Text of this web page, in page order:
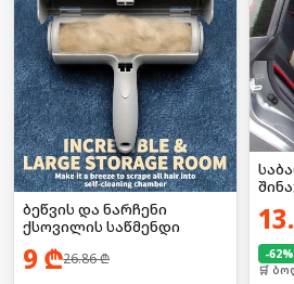
ბეწვის და ნარჩენი
ქსოვილის საწმენდი
9 ₾26.86₾ -62%
🛒